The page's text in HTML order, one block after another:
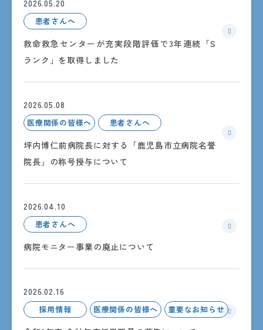
2026.05.20
患者さんへ
救命救急センターが充実段階評価で3年連続「S
ランク」を取得しました
2026.05.08
医療関係の皆様へ 患者さんへ
坪内博仁前病院長に対する「鹿児島市立病院名誉
院長」の称号授与について
2026.04.10
患者さんへ
病院モニター事業の廃止について
2026.02.16
採用情報 医療関係の皆様へ 重要なお知らせ
〒890-8760 鹿児島市上荒田町37番1号
交通アクセス
受付時間
8:30〜15:00
診察時間